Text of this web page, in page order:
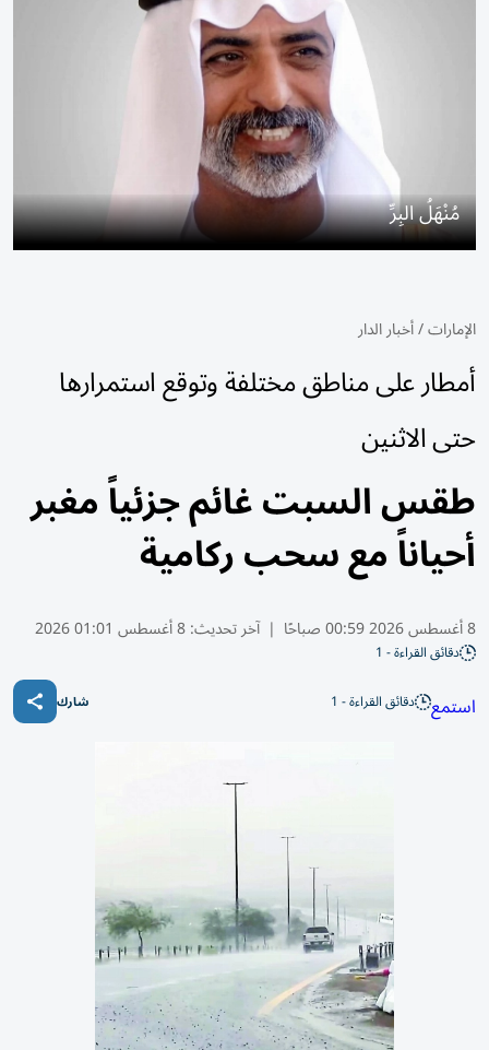
مُنْهَلُ البِرِّ
الإمارات/أخبار الدار
أمطار على مناطق مختلفة وتوقع استمرارها
حتى الاثنين
طقس السبت غائم جزئياً مغبر
أحياناً مع سحب ركامية
8 أغسطس 2026 00:59 صباحًا | آخر تحديث:8 أغسطس 01:01 2026
دقائق القراءة - 1
استمع دقائق القراءة - 1 شارك